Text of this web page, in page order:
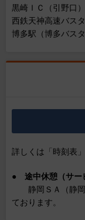
黒崎ＩＣ（引野口）
西鉄天神高速バス
博多駅（博多バスタ
詳しくは「時刻表
● 途中休憩（サー
静岡ＳＡ（静岡
ております。